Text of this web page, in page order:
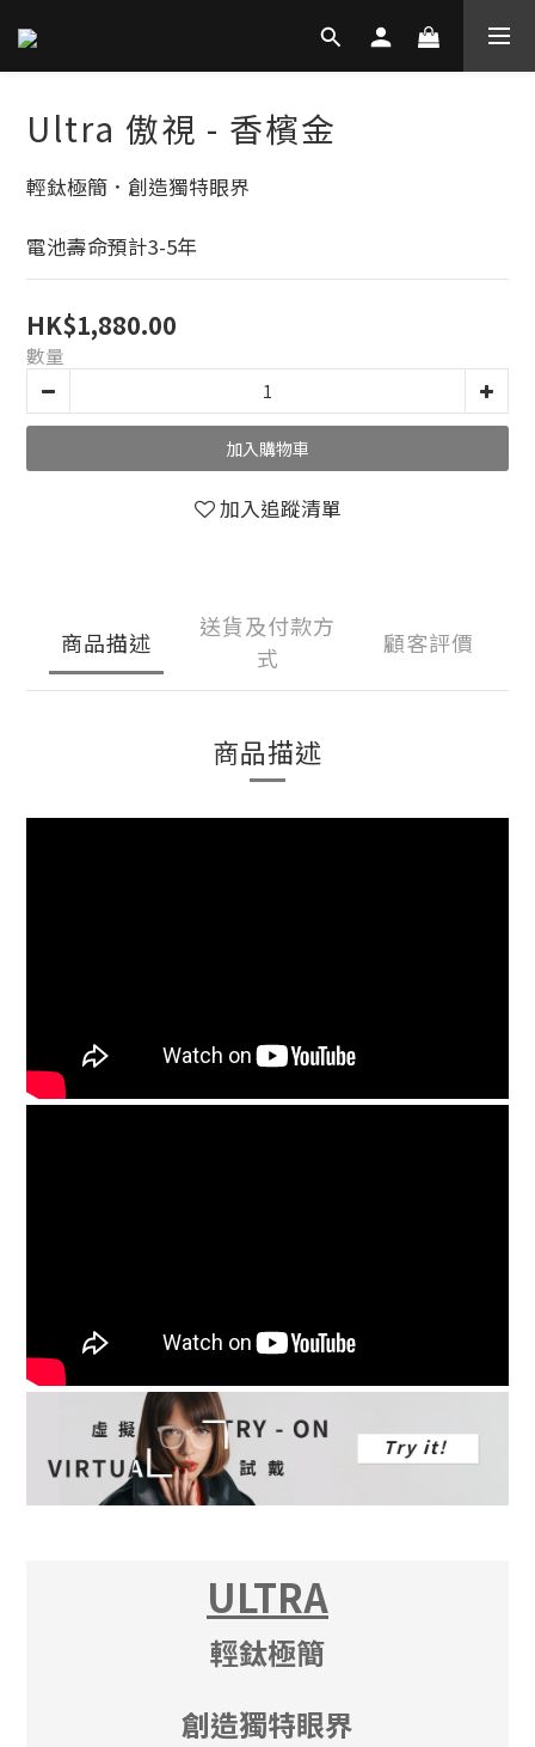
Ultra 傲視 - 香檳金
輕鈦極簡．創造獨特眼界
電池壽命預計3-5年
HK$1,880.00
數量
加入購物車
加入追蹤清單
商品描述
送貨及付款方
式
顧客評價
商品描述
ULTRA
輕鈦極簡
創造獨特眼界